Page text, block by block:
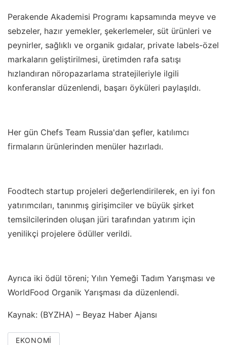
Perakende Akademisi Programı kapsamında meyve ve
sebzeler, hazır yemekler, şekerlemeler, süt ürünleri ve
peynirler, sağlıklı ve organik gıdalar, private labels-özel
markaların geliştirilmesi, üretimden rafa satışı
hızlandıran nöropazarlama stratejileriyle ilgili
konferanslar düzenlendi, başarı öyküleri paylaşıldı.
Her gün Chefs Team Russia'dan şefler, katılımcı
firmaların ürünlerinden menüler hazırladı.
Foodtech startup projeleri değerlendirilerek, en iyi fon
yatırımcıları, tanınmış girişimciler ve büyük şirket
temsilcilerinden oluşan jüri tarafından yatırım için
yenilikçi projelere ödüller verildi.
Ayrıca iki ödül töreni; Yılın Yemeği Tadım Yarışması ve
WorldFood Organik Yarışması da düzenlendi.
Kaynak: (BYZHA) – Beyaz Haber Ajansı
EKONOMI